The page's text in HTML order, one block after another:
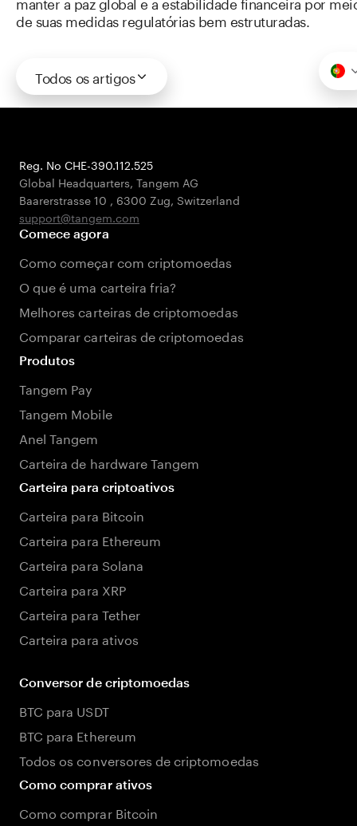
de suas medidas regulatórias bem estruturadas.
Todos os artigos
Reg. No CHE-390.112.525
Global Headquarters, Tangem AG
Baarerstrasse 10 , 6300 Zug, Switzerland
support@tangem.com
Comece agora
Como começar com criptomoedas
O que é uma carteira fria?
Melhores carteiras de criptomoedas
Comparar carteiras de criptomoedas
Produtos
Tangem Pay
Tangem Mobile
Anel Tangem
Carteira de hardware Tangem
Carteira para criptoativos
Carteira para Bitcoin
Carteira para Ethereum
Carteira para Solana
Carteira para XRP
Carteira para Tether
Carteira para ativos
Conversor de criptomoedas
BTC para USDT
BTC para Ethereum
Todos os conversores de criptomoedas
Como comprar ativos
Como comprar Bitcoin